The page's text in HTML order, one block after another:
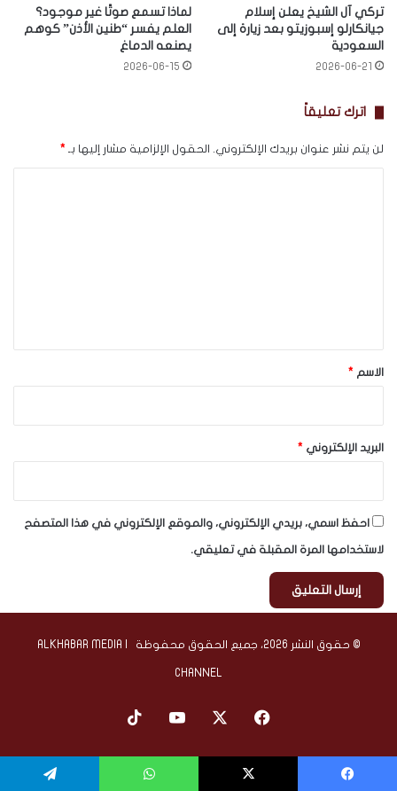
تركي آل الشيخ يعلن إسلام
جيانكارلو إسبوزيتو بعد زيارة إلى
السعودية
2026-06-21
لماذا تسمع صوتًا غير موجود؟
العلم يفسر “طنين الأذن” كوهم
يصنعه الدماغ
2026-06-15
اترك تعليقاً
لن يتم نشر عنوان بريدك الإلكتروني. الحقول الإلزامية مشار إليها بـ *
*الاسم *
البريد الإلكتروني *
احفظ اسمي، بريدي الإلكتروني، والموقع الإلكتروني في هذا المتصفح
لاستخدامها المرة المقبلة في تعليقي.
© حقوق النشر 2026، جميع الحقوق محفوظة | ALKHABAR MEDIA
CHANNEL
فيسبوك ‫YouTube